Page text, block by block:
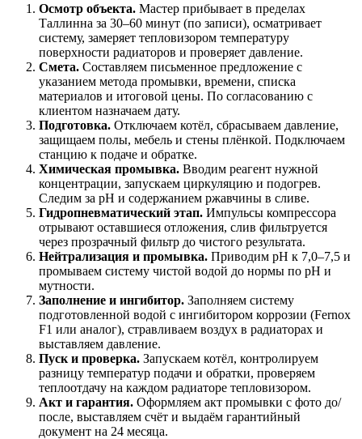
Осмотр объекта. Мастер прибывает в пределах
Таллинна за 30–60 минут (по записи), осматривает
систему, замеряет тепловизором температуру
поверхности радиаторов и проверяет давление.
Смета. Составляем письменное предложение с
указанием метода промывки, времени, списка
материалов и итоговой цены. По согласованию с
клиентом назначаем дату.
Подготовка. Отключаем котёл, сбрасываем давление,
защищаем полы, мебель и стены плёнкой. Подключаем
станцию к подаче и обратке.
Химическая промывка. Вводим реагент нужной
концентрации, запускаем циркуляцию и подогрев.
Следим за pH и содержанием ржавчины в сливе.
Гидропневматический этап. Импульсы компрессора
отрывают оставшиеся отложения, слив фильтруется
через прозрачный фильтр до чистого результата.
Нейтрализация и промывка. Приводим pH к 7,0–7,5 и
промываем систему чистой водой до нормы по pH и
мутности.
Заполнение и ингибитор. Заполняем систему
подготовленной водой с ингибитором коррозии (Fernox
F1 или аналог), стравливаем воздух в радиаторах и
выставляем давление.
Пуск и проверка. Запускаем котёл, контролируем
разницу температур подачи и обратки, проверяем
теплоотдачу на каждом радиаторе тепловизором.
Акт и гарантия. Оформляем акт промывки с фото до/
после, выставляем счёт и выдаём гарантийный
документ на 24 месяца.